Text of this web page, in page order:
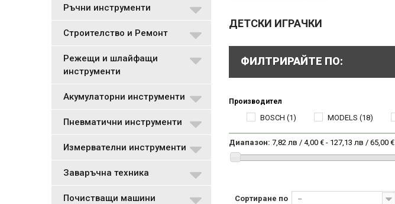
Ръчни инструменти
Строителство и Ремонт
Режещи и шлайфащи
инструменти
Акумулаторни инструменти
Пневматични инструменти
Измервателни инструменти
Заваръчна техника
Почистващи машини
ДЕТСКИ ИГРАЧКИ
ФИЛТРИРАЙТЕ ПО:
Производител
BOSCH (1) MODELS (18)
Диапазон: 7,82 лв / 4,00 € - 127,13 лв / 65,00 €
Сортиране по --